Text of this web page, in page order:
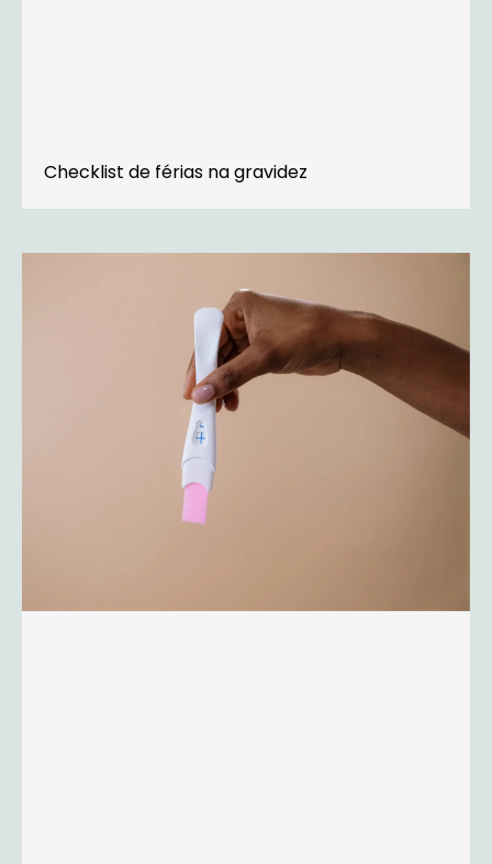
Checklist de férias na gravidez